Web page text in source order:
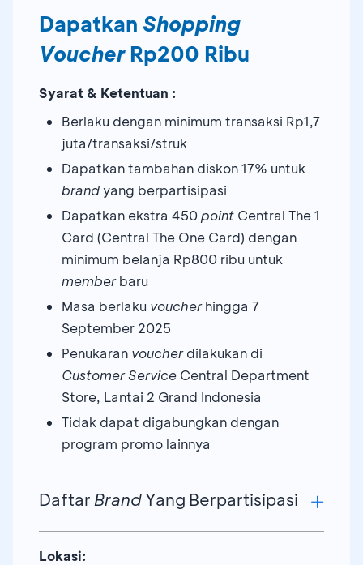
Dapatkan Shopping
VoucherRp200 Ribu
Syarat & Ketentuan :
Berlaku dengan minimum transaksi Rp1,7
juta/transaksi/struk
Dapatkan tambahan diskon 17% untuk
brandyang berpartisipasi
Dapatkan ekstra 450point Central The 1
Card (Central The One Card) dengan
minimum belanja Rp800 ribu untuk
memberbaru
Masa berlaku voucherhingga 7
September 2025
Penukaran voucherdilakukan di
Customer Service Central Department
Store, Lantai 2 Grand Indonesia
Tidak dapat digabungkan dengan
program promo lainnya
Daftar BrandYang Berpartisipasi
Lokasi: